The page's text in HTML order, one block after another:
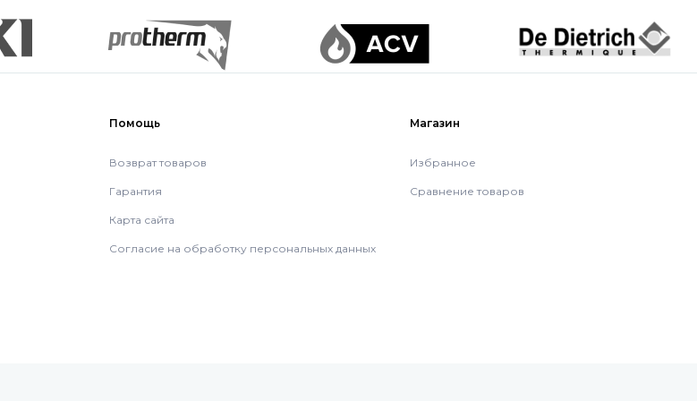
Помощь
Возврат товаров
Гарантия
Карта сайта
Согласие на обработку персональных данных
Магазин
Избранное
Сравнение товаров